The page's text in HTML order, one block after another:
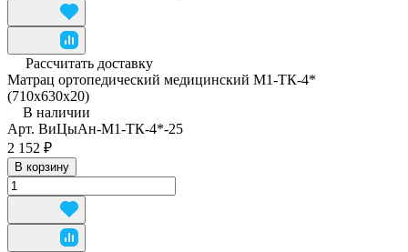
Рассчитать доставку
Матрац ортопедический медицинский М1-ТК-4*
(710x630x20)
В наличии
Арт. ВиЦыАн-М1-ТК-4*-25
2 152 ₽
В корзину